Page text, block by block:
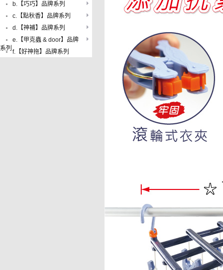
b.【巧巧】品牌系列
c.【點秋香】品牌系列
d.【神補】品牌系列
e.【甲克蟲 & door】品牌
系列 f.【好神拖】品牌系列